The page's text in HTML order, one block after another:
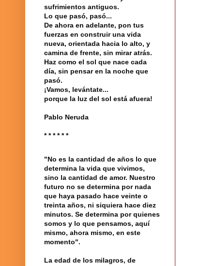
sufrimientos antiguos.
Lo que pasó, pasó...
De ahora en adelante, pon tus
fuerzas en construir una vida
nueva, orientada hacia lo alto, y
camina de frente, sin mirar atrás.
Haz como el sol que nace cada
día, sin pensar en la noche que
pasó.
¡Vamos, levántate...
porque la luz del sol está afuera!
Pablo Neruda
* * * * * *
"No es la cantidad de años lo que
determina la vida que vivimos,
sino la cantidad de amor. Nuestro
futuro no se determina por nada
que haya pasado hace veinte o
treinta años, ni siquiera hace diez
minutos. Se determina por quienes
somos y lo que pensamos, aquí
mismo, ahora mismo, en este
momento".
La edad de los milagros, de